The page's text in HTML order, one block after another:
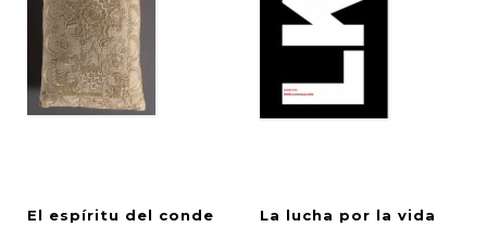
El espíritu del conde La lucha por la vida